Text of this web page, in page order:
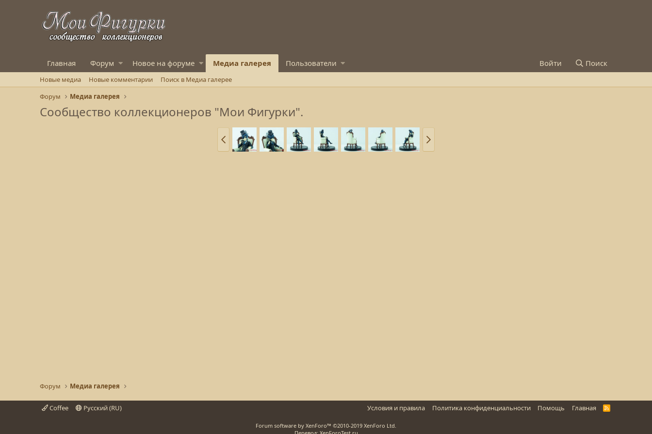
Главная Форум Новое на форуме Медиа галерея Пользователи Войти Поиск
Новые медиа Новые комментарии
Поиск в Медиа галерее
Форум
Медиа галерея
Сообщество коллекционеров "Мои Фигурки".
Форум Медиа галерея
Coffee Русский (RU) Условия и правила Политика конфиденциальности Помощь Главная
R
Forum software by XenForo™ ©2010-2019 XenForo Ltd.